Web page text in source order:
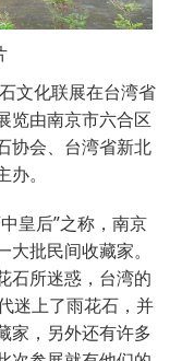
文化联展在台湾省
览由南京市六合区
协会、台湾省新北
。
皇后”之称，南京
批民间收藏家。
石所迷惑，台湾的
迷上了雨花石，并
家，另外还有许多